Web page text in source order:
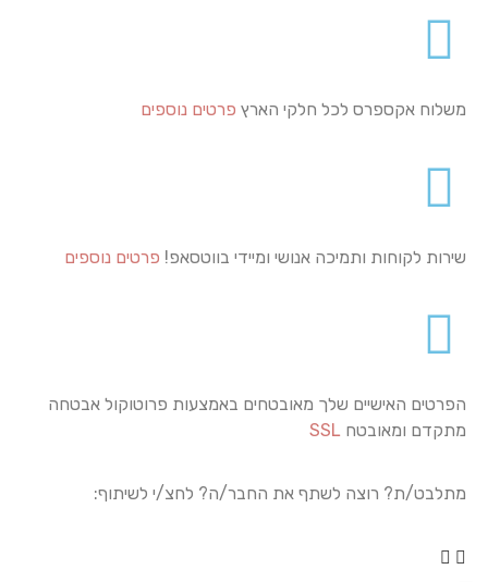
משלוח אקספרס לכל חלקי הארץ פרטים נוספים
שירות לקוחות ותמיכה אנושי ומיידי בווטסאפ! פרטים נוספים
הפרטים האישיים שלך מאובטחים באמצעות פרוטוקול אבטחה
מתקדם ומאובטח SSL
מתלבט/ת? רוצה לשתף את החבר/ה? לחצ/י לשיתוף: